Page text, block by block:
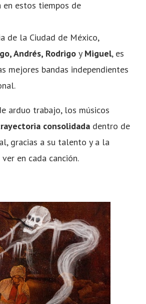
en estos tiempos de
de la Ciudad de México,
Andrés, Rodrigo y Miguel, es
mejores bandas independientes
arduo trabajo, los músicos
consolidada dentro de
gracias a su talento y a la
en cada canción.